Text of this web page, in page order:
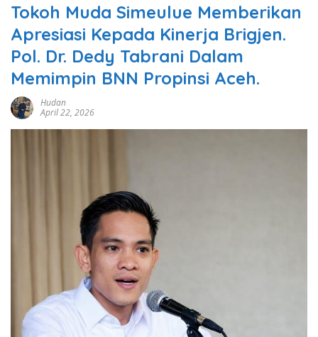
Tokoh Muda Simeulue Memberikan
Apresiasi Kepada Kinerja Brigjen.
Pol. Dr. Dedy Tabrani Dalam
Memimpin BNN Propinsi Aceh.
Hudan
April 22, 2026